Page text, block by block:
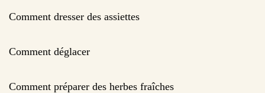
Comment dresser des assiettes
Comment déglacer
Comment préparer des herbes fraîches